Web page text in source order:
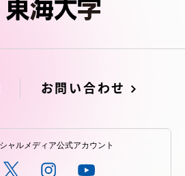
お問い合わせ
ャルメディア公式アカウント